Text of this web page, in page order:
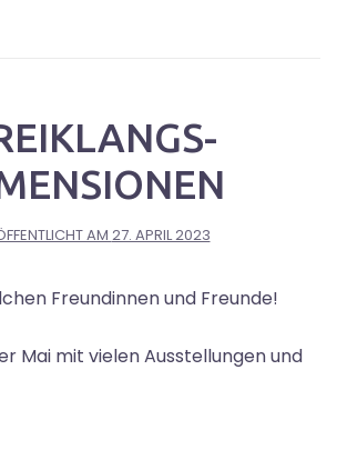
AM 27. APRIL 2023
Freundinnen und Freunde!
Mai mit vielen Ausstellungen und